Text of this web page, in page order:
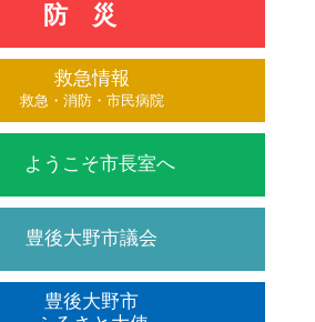
防災
救急情報
救急・消防・市民病院
ようこそ市長室へ
豊後大野市議会
豊後大野市